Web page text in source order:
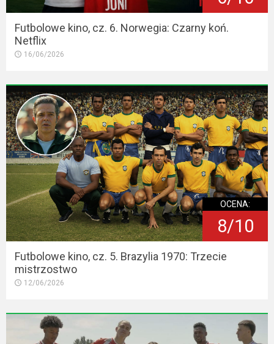
Futbolowe kino, cz. 6. Norwegia: Czarny koń.
Netflix
16/06/2026
OCENA:
8/10
Futbolowe kino, cz. 5. Brazylia 1970: Trzecie
mistrzostwo
12/06/2026